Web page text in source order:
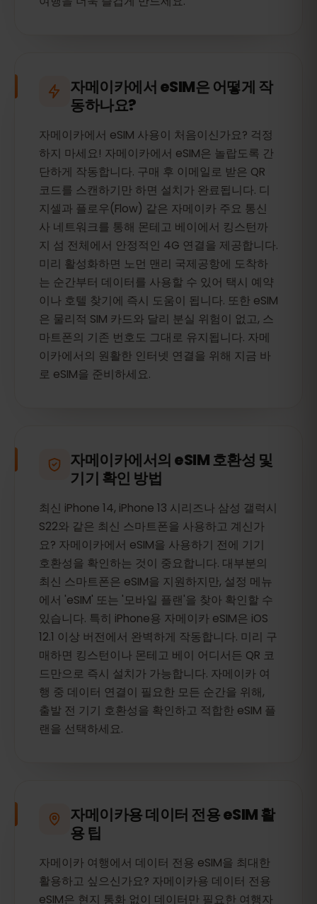
자메이카에서 eSIM은 어떻게 작
동하나요?
자메이카에서 eSIM 사용이 처음이신가요? 걱정
하지 마세요! 자메이카에서 eSIM은 놀랍도록 간
단하게 작동합니다. 구매 후 이메일로 받은 QR
코드를 스캔하기만 하면 설치가 완료됩니다. 디
지셀과 플로우(Flow) 같은 자메이카 주요 통신
사 네트워크를 통해 몬테고 베이에서 킹스턴까
지 섬 전체에서 안정적인 4G 연결을 제공합니다.
미리 활성화하면 노먼 맨리 국제공항에 도착하
는 순간부터 데이터를 사용할 수 있어 택시 예약
이나 호텔 찾기에 즉시 도움이 됩니다. 또한 eSIM
은 물리적 SIM 카드와 달리 분실 위험이 없고, 스
마트폰의 기존 번호도 그대로 유지됩니다. 자메
이카에서의 원활한 인터넷 연결을 위해 지금 바
로 eSIM을 준비하세요.
자메이카에서의 eSIM 호환성 및
기기 확인 방법
최신 iPhone 14, iPhone 13 시리즈나 삼성 갤럭시
S22와 같은 최신 스마트폰을 사용하고 계신가
요? 자메이카에서 eSIM을 사용하기 전에 기기
호환성을 확인하는 것이 중요합니다. 대부분의
최신 스마트폰은 eSIM을 지원하지만, 설정 메뉴
에서 'eSIM' 또는 '모바일 플랜'을 찾아 확인할 수
있습니다. 특히 iPhone용 자메이카 eSIM은 iOS
12.1 이상 버전에서 완벽하게 작동합니다. 미리 구
매하면 킹스턴이나 몬테고 베이 어디서든 QR 코
드만으로 즉시 설치가 가능합니다. 자메이카 여
행 중 데이터 연결이 필요한 모든 순간을 위해,
출발 전 기기 호환성을 확인하고 적합한 eSIM 플
랜을 선택하세요.
자메이카용 데이터 전용 eSIM 활
용 팁
자메이카 여행에서 데이터 전용 eSIM을 최대한
활용하고 싶으신가요? 자메이카용 데이터 전용
eSIM은 현지 통화 없이 데이터만 필요한 여행자